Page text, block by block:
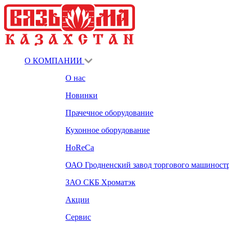
О КОМПАНИИ
О нас
Новинки
Прачечное оборудование
Кухонное оборудование
HoReCa
ОАО Гродненский завод торгового
ЗАО СКБ Хроматэк
Акции
Сервис